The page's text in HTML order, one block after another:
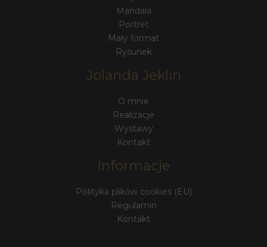
Mandala
Portret
Mały format
Rysunek
Jolanda Jeklin
O mnie
Realizacje
Wystawy
Kontakt
Informacje
Polityka plików cookies (EU)
Regulamin
Kontakt